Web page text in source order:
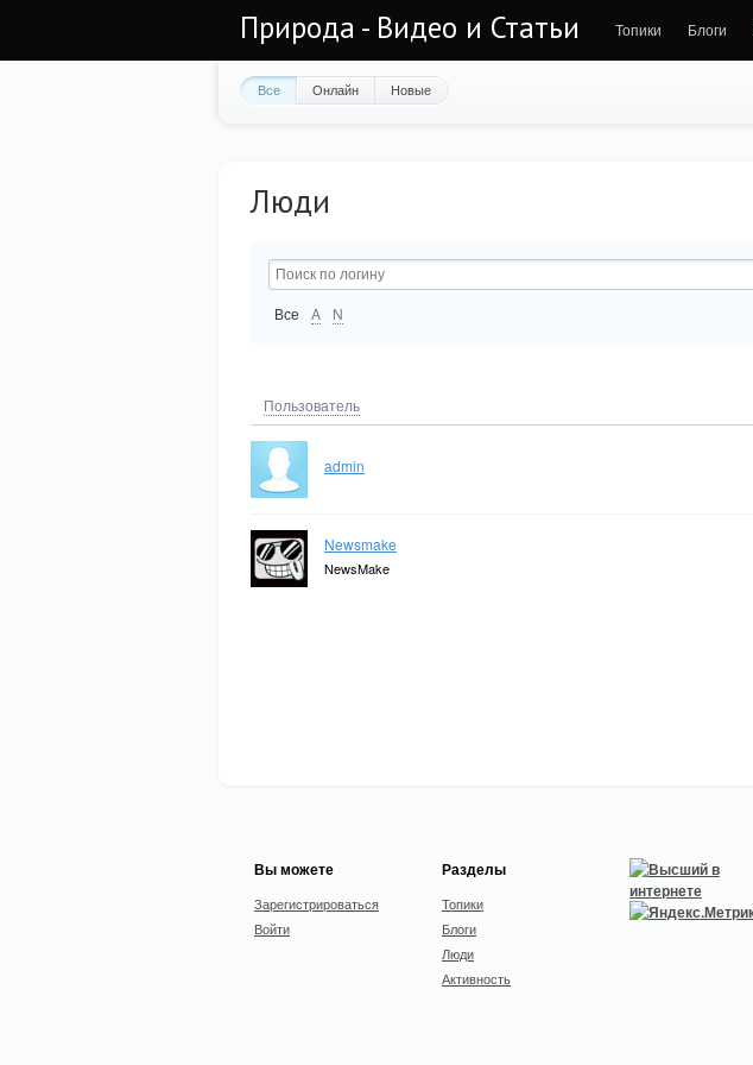
Природа - Видео и Статьи Топики Блоги
Все Онлайн Новые
Люди
Все A N
Пользователь
admin
Newsmake
NewsMake
Вы можете
Зарегистрироваться
Войти
Разделы
Топики
Блоги
Люди
Активность